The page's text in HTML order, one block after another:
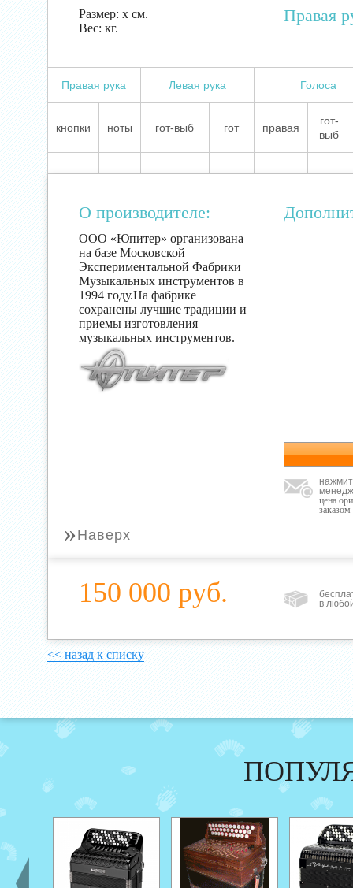
Размер: х см.
Вес: кг.
Правая
Правая рука Левая рука Голоса
кнопки ноты гот-выб гот правая
гот-
выб
О производителе:
ООО «Юпитер» организована
на базе Московской
Экспериментальной Фабрики
Музыкальных инструментов в
1994 году.На фабрике
сохранены лучшие традиции и
приемы изготовления
музыкальных инструментов.
цена
заказом
» Наверх
150 000 руб.
в
<< назад к списку